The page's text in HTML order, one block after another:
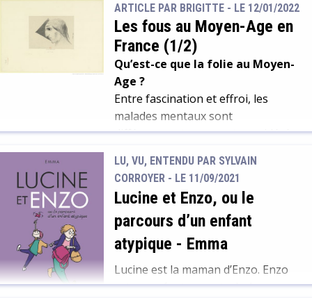
drastiquement notre sensibilité à
toute une liste de troubles
somatiques. Les conduites
addictives, les troubles
alimentaires, […]
etc.) qui gravitent autour du fou.
Par ailleurs, les individus au Moyen
Age, selon leur degré d'érudition,
oscillent, entre croyances
naturalistes et/ou surnaturelles
dans leur compréhension de la folie
et leur envie de la guérir.
ARTICLE PAR BRIGITTE - LE 12/01/2022
Les fous au Moyen-Age en
France (1/2)
Qu’est-ce que la folie au Moyen-
Age ?
Entre fascination et effroi, les
malades mentaux sont
différemment perçus et considérés
La perception de cette figure
particulière oscille régulièrement
entre acceptation, juridique, sociale
et rejet, violent, voire définitif.
L’univers médiéval de la folie est
complexe. Ainsi, les aspects
médicaux de la folie, la place du fou
dans la société ainsi que le droit et
LU, VU, ENTENDU PAR SYLVAIN
CORROYER - LE 11/09/2021
Lucine et Enzo, ou le
parcours d’un enfant
atypique - Emma
Lucine est la maman d’Enzo. Enzo
est un enfant assez turbulent,